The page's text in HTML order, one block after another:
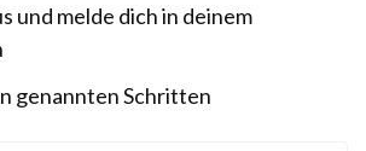
und melde dich in deinem
genannten Schritten